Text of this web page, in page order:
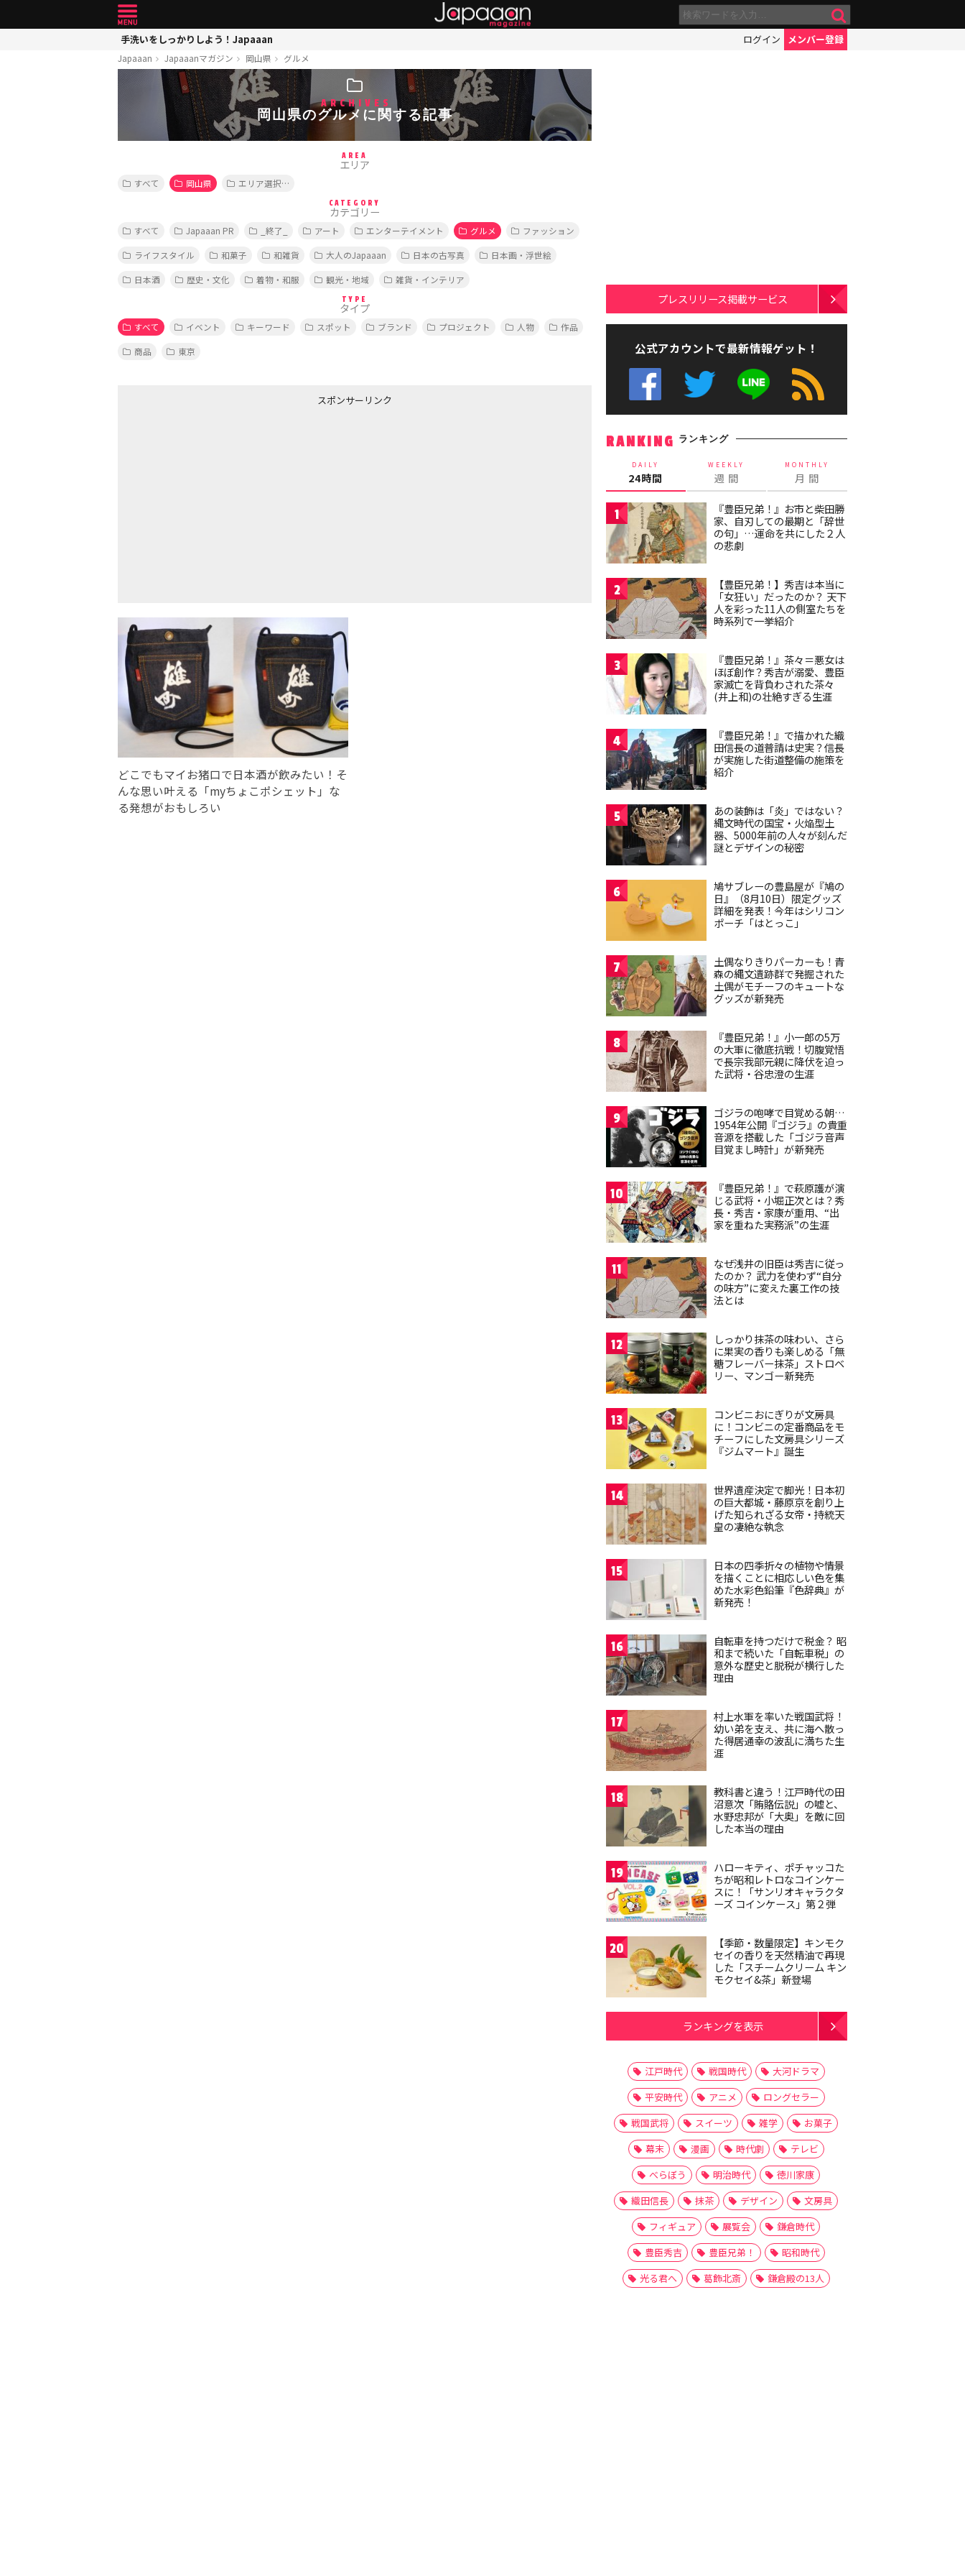
手洗いをしっかりしよう！Japaaan ログイン メンバー登録
Japaaan Japaaanマガジン 岡山県 グルメ
ARCHIVES
岡山県のグルメに関する記事
AREA
エリア
すべて 岡山県 エリア選択…
CATEGORY
カテゴリー
すべて Japaaan PR _終了_ アート エンターテイメント グルメ
ファッション
ライフスタイル
和菓子 和雑貨 大人のJapaaan 日本の古写真
日本画・浮世絵
日本酒
歴史・文化 着物・和服 観光・地域 雑貨・インテリア
TYPE
タイプ
すべて イベント キーワード スポット ブランド プロジェクト 人物
作品
商品
東京
スポンサーリンク
どこでもマイお猪口で日本酒が飲みたい！そ
んな思い叶える「myちょこポシェット」な
る発想がおもしろい
プレスリリース掲載サービス
公式アカウントで最新情報ゲット！
RANKING ランキング
DAILY
24時間
WEEKLY
週 間
MONTHLY
月 間
1
『豊臣兄弟！』お市と柴田勝
家、自刃しての最期と「辞世
の句」…運命を共にした２人
の悲劇
2
【豊臣兄弟！】秀吉は本当に
「女狂い」だったのか？ 天下
人を彩った11人の側室たちを
時系列で一挙紹介
3
『豊臣兄弟！』茶々＝悪女は
ほぼ創作？秀吉が溺愛、豊臣
家滅亡を背負わされた茶々
(井上和)の壮絶すぎる生涯
4
『豊臣兄弟！』で描かれた織
田信長の道普請は史実？信長
が実施した街道整備の施策を
紹介
5
あの装飾は「炎」ではない？
縄文時代の国宝・火焔型土
器、5000年前の人々が刻んだ
謎とデザインの秘密
6
鳩サブレーの豊島屋が『鳩の
日』（8月10日）限定グッズ
詳細を発表！今年はシリコン
ポーチ「はとっこ」
7
土偶なりきりパーカーも！青
森の縄文遺跡群で発掘された
土偶がモチーフのキュートな
グッズが新発売
8
『豊臣兄弟！』小一郎の5万
の大軍に徹底抗戦！切腹覚悟
で長宗我部元親に降伏を迫っ
た武将・谷忠澄の生涯
9
ゴジラの咆哮で目覚める朝…
1954年公開『ゴジラ』の貴重
音源を搭載した「ゴジラ音声
目覚まし時計」が新発売
10
『豊臣兄弟！』で萩原護が演
じる武将・小堀正次とは？秀
長・秀吉・家康が重用、“出
家を重ねた実務派”の生涯
11
なぜ浅井の旧臣は秀吉に従っ
たのか？ 武力を使わず“自分
の味方”に変えた裏工作の技
法とは
12
しっかり抹茶の味わい、さら
に果実の香りも楽しめる「無
糖フレーバー抹茶」ストロベ
リー、マンゴー新発売
13
コンビニおにぎりが文房具
に！コンビニの定番商品をモ
チーフにした文房具シリーズ
『ジムマート』誕生
14
世界遺産決定で脚光！日本初
の巨大都城・藤原京を創り上
げた知られざる女帝・持統天
皇の凄絶な執念
15
日本の四季折々の植物や情景
を描くことに相応しい色を集
めた水彩色鉛筆『色辞典』が
新発売！
16
自転車を持つだけで税金？ 昭
和まで続いた「自転車税」の
意外な歴史と脱税が横行した
理由
17
村上水軍を率いた戦国武将！
幼い弟を支え、共に海へ散っ
た得居通幸の波乱に満ちた生
涯
18
教科書と違う！江戸時代の田
沼意次「賄賂伝説」の嘘と、
水野忠邦が「大奥」を敵に回
した本当の理由
19
ハローキティ、ポチャッコた
ちが昭和レトロなコインケー
スに！「サンリオキャラクタ
ーズ コインケース」第２弾
20
【季節・数量限定】キンモク
セイの香りを天然精油で再現
した「スチームクリーム キン
モクセイ&茶」新登場
ランキングを表示
江戸時代 戦国時代
大河ドラマ
平安時代
アニメ
ロングセラー
戦国武将
スイーツ 雑学
お菓子
幕末
漫画 時代劇
テレビ
べらぼう
明治時代
徳川家康
織田信長
抹茶 デザイン
文房具
フィギュア
展覧会
鎌倉時代
豊臣秀吉
豊臣兄弟！
昭和時代
光る君へ
葛飾北斎 鎌倉殿の13人